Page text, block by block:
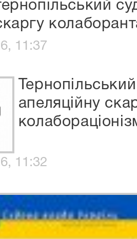
11:37
апеляційну
11:32